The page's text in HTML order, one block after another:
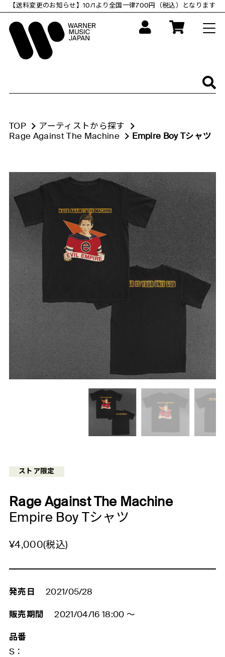
ン
【送料変更のお知らせ】10/1より全国一律700円（税込）となります
TOP
アーティストから探す
Rage Against The Machine
Empire Boy Tシャツ
ストア限定
Rage Against The Machine
Empire Boy Tシャツ
¥4,000(税込)
発売日 2021/05/28
販売期間 2021/04/16 18:00 ～
品番
S：